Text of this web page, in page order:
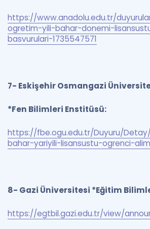
https://www.anadolu.edu.tr/
ogretim-yili-bahar-donemi-
basvurulari-1735547571
7- Eskişehir Osmangazi
*Fen Bilimleri Enstitüsü:
https://fbe.ogu.edu.tr/Duyuru/
bahar-yariyili-lisansustu-ogrenci-
8- Gazi Üniversitesi *Eğitim
https://egtbil.gazi.edu.tr/view/